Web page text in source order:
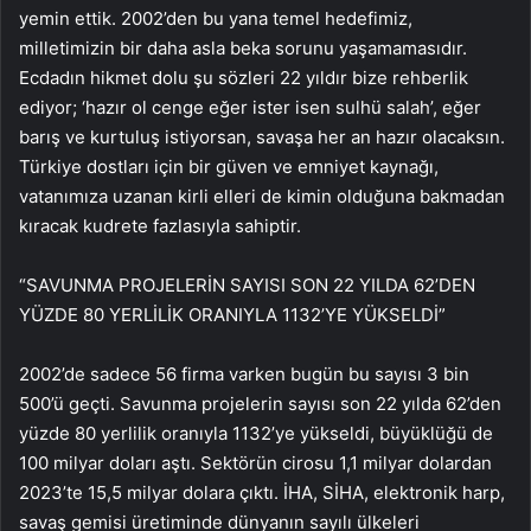
yemin ettik. 2002’den bu yana temel hedefimiz,
milletimizin bir daha asla beka sorunu yaşamamasıdır.
Ecdadın hikmet dolu şu sözleri 22 yıldır bize rehberlik
ediyor; ‘hazır ol cenge eğer ister isen sulhü salah’, eğer
barış ve kurtuluş istiyorsan, savaşa her an hazır olacaksın.
Türkiye dostları için bir güven ve emniyet kaynağı,
vatanımıza uzanan kirli elleri de kimin olduğuna bakmadan
kıracak kudrete fazlasıyla sahiptir.
“SAVUNMA PROJELERİN SAYISI SON 22 YILDA 62’DEN
YÜZDE 80 YERLİLİK ORANIYLA 1132’YE YÜKSELDİ”
2002’de sadece 56 firma varken bugün bu sayısı 3 bin
500’ü geçti. Savunma projelerin sayısı son 22 yılda 62’den
yüzde 80 yerlilik oranıyla 1132’ye yükseldi, büyüklüğü de
100 milyar doları aştı. Sektörün cirosu 1,1 milyar dolardan
2023’te 15,5 milyar dolara çıktı. İHA, SİHA, elektronik harp,
savaş gemisi üretiminde dünyanın sayılı ülkeleri